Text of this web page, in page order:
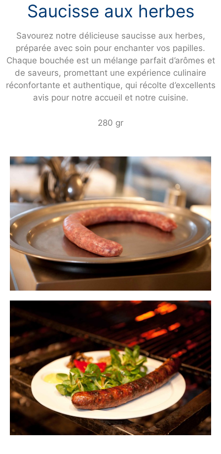
Saucisse aux herbes
Savourez notre délicieuse saucisse aux herbes,
préparée avec soin pour enchanter vos papilles.
Chaque bouchée est un mélange parfait d’arômes et
de saveurs, promettant une expérience culinaire
réconfortante et authentique, qui récolte d’excellents
avis pour notre accueil et notre cuisine.
280 gr